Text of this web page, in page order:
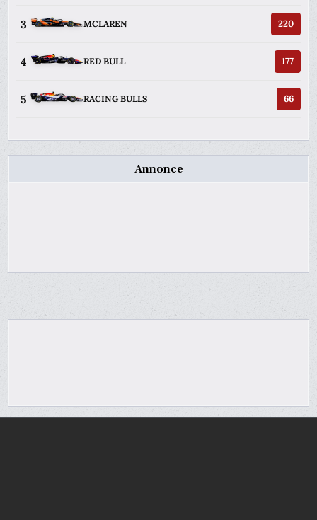
3 MCLAREN 220
4 RED BULL 177
5 RACING BULLS 66
Annonce